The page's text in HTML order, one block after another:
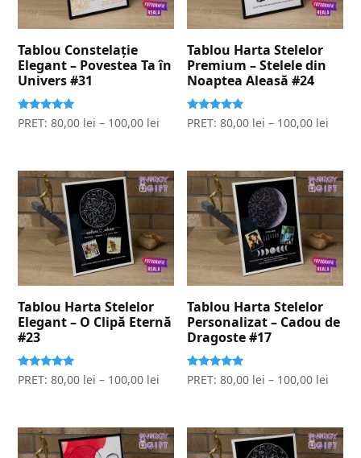
Tablou Constelație
Elegant – Povestea Ta în
Univers #31
Evaluat la
5.00
PRET:80,00 lei – 100,00 lei
Tablou Harta Stelelor
Premium – Stelele din
Noaptea Aleasă #24
Evaluat la
5.00
PRET:80,00 lei – 100,00 lei
Tablou Harta Stelelor
Elegant – O Clipă Eternă
#23
Evaluat la
5.00
PRET:80,00 lei – 100,00 lei
Tablou Harta Stelelor
Personalizat – Cadou de
Dragoste #17
Evaluat la
5.00
PRET:80,00 lei – 100,00 lei